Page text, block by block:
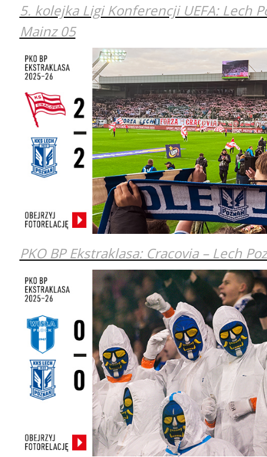
5. kolejka Ligi Konferencji UEFA: Lech
Mainz 05
PKO BP Ekstraklasa: Cracovia – Lech